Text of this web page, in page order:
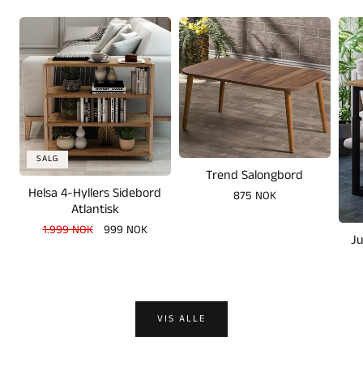
SALG
Helsa 4-Hyllers Sidebord
Atlantisk
Vanlig
1.999 NOK Salgspris
999 NOK
Trend Salongbord
Vanlig
875 NOK
VIS ALLE